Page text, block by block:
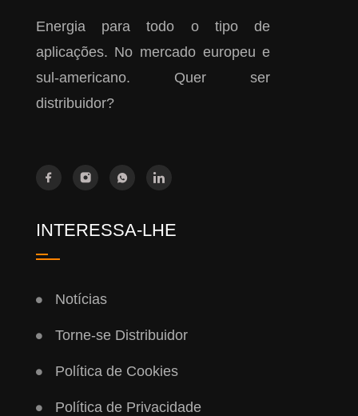
Energia para todo o tipo de
aplicações. No mercado europeu e
sul-americano. Quer ser
distribuidor?
INTERESSA-LHE
Notícias
Torne-se Distribuidor
Política de Cookies
Política de Privacidade